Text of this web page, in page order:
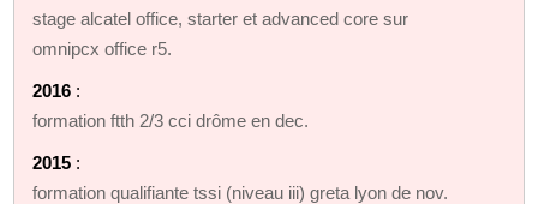
stage alcatel office, starter et advanced core sur
omnipcx office r5.
2016 :
formation ftth 2/3 cci drôme en dec.
2015 :
formation qualifiante tssi (niveau iii) greta lyon de nov.